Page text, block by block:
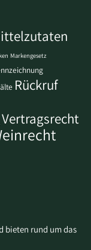
Markengesetz
Rückruf
Vertragsrecht
bieten rund um das